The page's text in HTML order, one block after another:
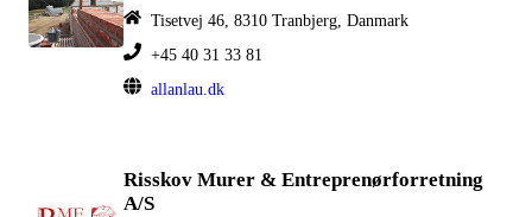
Tisetvej 46, 8310 Tranbjerg, Danmark
+45 40 31 33 81
allanlau.dk
Risskov Murer & Entreprenørforretning
A/S